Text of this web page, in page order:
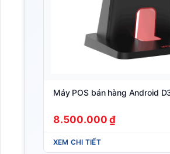
Máy POS bán hàng Android
8.500.000 ₫
XEM CHI TIẾT